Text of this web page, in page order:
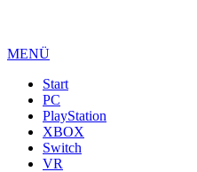
MENÜ
Start
PC
PlayStation
XBOX
Switch
VR